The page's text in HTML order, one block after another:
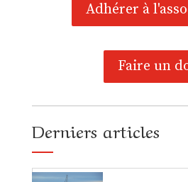
Adhérer à
Faire un
Derniers articles